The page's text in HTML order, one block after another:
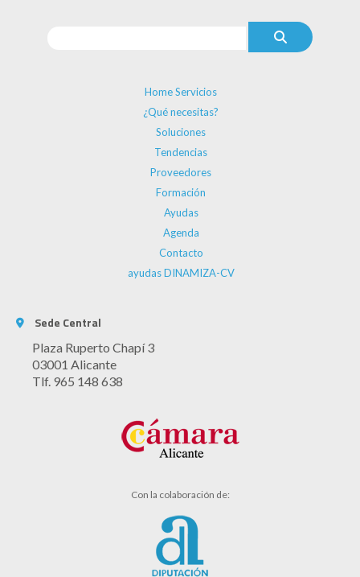
Home Servicios
¿Qué necesitas?
Soluciones
Tendencias
Proveedores
Formación
Ayudas
Agenda
Contacto
ayudas DINAMIZA-CV
Sede Central
Plaza Ruperto Chapí 3
03001 Alicante
Tlf. 965 148 638
Con la colaboración de: